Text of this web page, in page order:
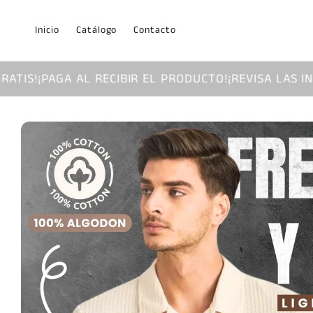
al contenido
Inicio Catálogo Contacto
RECIBIR EL PRODUCTO! ¡REVISA LAS INCREIBLES
directamente
información
del producto